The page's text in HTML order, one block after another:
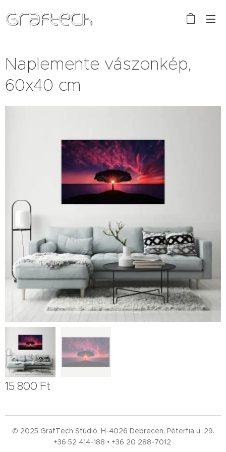
Naplemente vászonkép,
60x40 cm
15 800 Ft
© 2025 GrafTech Stúdió, H-4026 Debrecen, Péterfia u. 29.
+36 52 414-188 • +36 20 288-7012